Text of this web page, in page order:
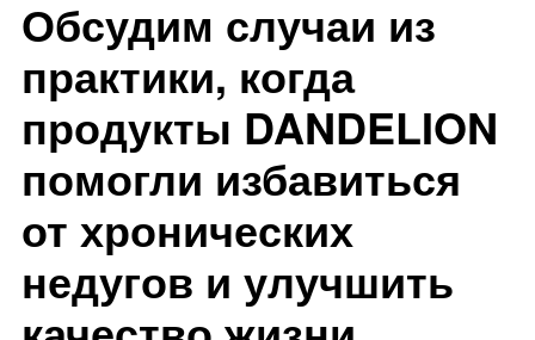
Обсудим случаи из
практики, когда
продукты DANDELION
помогли избавиться
от хронических
недугов и улучшить